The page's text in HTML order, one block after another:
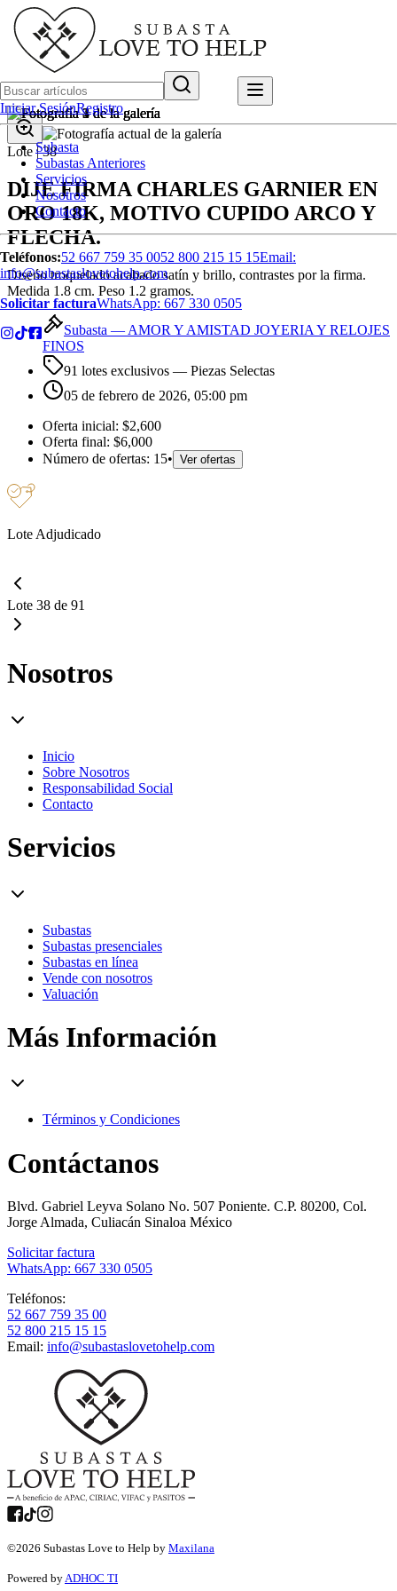
Iniciar SesiónRegistro
Subasta
Subastas Anteriores
Servicios
Nosotros
Contacto
Teléfonos:52 667 759 35 0052 800 215 15 15Email:
info@subastaslovetohelp.com
Solicitar facturaWhatsApp: 667 330 0505
Lote |38
DIJE FIRMA CHARLES GARNIER EN
ORO 18K, MOTIVO CUPIDO ARCO Y
FLECHA.
Diseńo troquelado acabado satín y brillo, contrastes por la firma.
Medida 1.8 cm. Peso 1.2 gramos.
Subasta — AMOR Y AMISTAD JOYERIA Y RELOJES
FINOS
91 lotes exclusivos — Piezas Selectas
05 de febrero de 2026, 05:00 pm
Oferta inicial: $2,600
Oferta final: $6,000
Número de ofertas: 15• Ver ofertas
Lote Adjudicado
Lote 38 de 91
Nosotros
Inicio
Sobre Nosotros
Responsabilidad Social
Contacto
Servicios
Subastas
Subastas presenciales
Subastas en línea
Vende con nosotros
Valuación
Más Información
Términos y Condiciones
Contáctanos
Blvd. Gabriel Leyva Solano No. 507 Poniente. C.P. 80200, Col.
Jorge Almada, Culiacán Sinaloa México
Solicitar factura
WhatsApp: 667 330 0505
Teléfonos:
52 667 759 35 00
52 800 215 15 15
Email: info@subastaslovetohelp.com
©2026 Subastas Love to Help by Maxilana
Powered byADHOC TI